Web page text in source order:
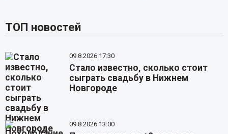
ТОП новостей
09.8.2026 17:30
Стало известно, сколько стоит
сыграть свадьбу в Нижнем
Новгороде
09.8.2026 13:00